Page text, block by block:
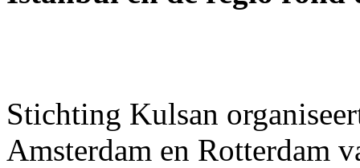
Stichting Kulsan
Amsterdam en Rotterdam